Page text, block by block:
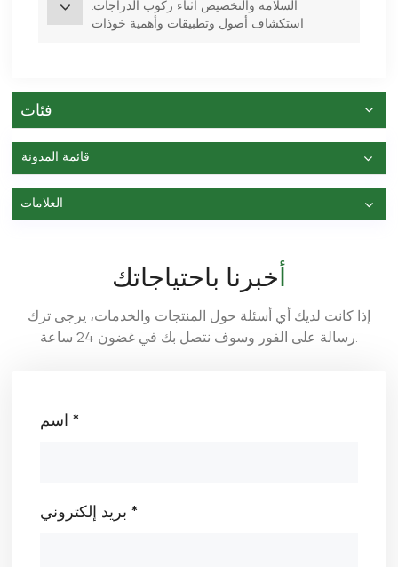
السلامة والتخصيص أثناء ركوب الدراجات:
استكشاف أصول وتطبيقات وأهمية خوذات
فئات
قائمة المدونة
العلامات
أخبرنا باحتياجاتك
إذا كانت لديك أي أسئلة حول المنتجات والخدمات، يرجى ترك
رسالة على الفور وسوف نتصل بك في غضون 24 ساعة.
اسم *
بريد إلكتروني *